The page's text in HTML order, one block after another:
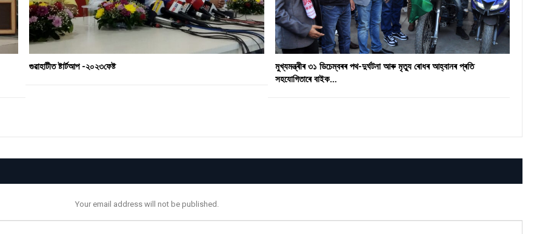
গুৱাহাটীত ষ্টাৰ্টআপ -২০২৩ফেষ্ট
মুখ্যমন্ত্ৰীৰ ৩১ ডিচেম্বৰৰ পথ-দুৰ্ঘটনা আৰু মৃত্যু ৰোধৰ আহ্বানৰ প্ৰতি
সহযোগিতাৰে বাইক…
Your email address will not be published.